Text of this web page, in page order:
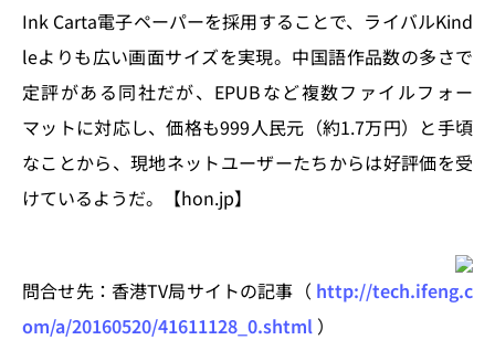
Ink Carta電子ペーパーを採用することで、ライバルKind
leよりも広い画面サイズを実現。中国語作品数の多さで
定評がある同社だが、EPUBなど複数ファイルフォー
マットに対応し、価格も999人民元（約1.7万円）と手頃
なことから、現地ネットユーザーたちからは好評価を受
けているようだ。【hon.jp】
問合せ先：香港TV局サイトの記事（ http://tech.ifeng.c
om/a/20160520/41611128_0.shtml ）